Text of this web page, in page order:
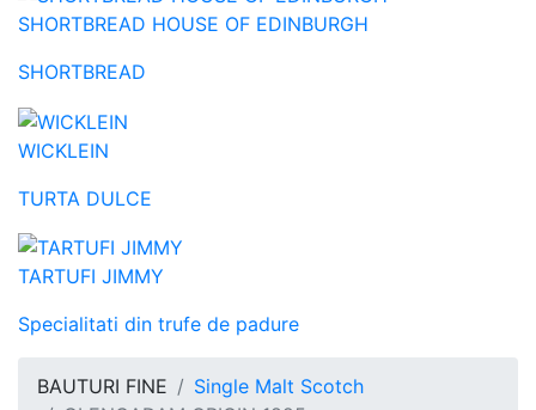
SHORTBREAD HOUSE OF EDINBURGH
SHORTBREAD
WICKLEIN
TURTA DULCE
TARTUFI JIMMY
Specialitati din trufe de padure
BAUTURI FINE
Single Malt Scotch